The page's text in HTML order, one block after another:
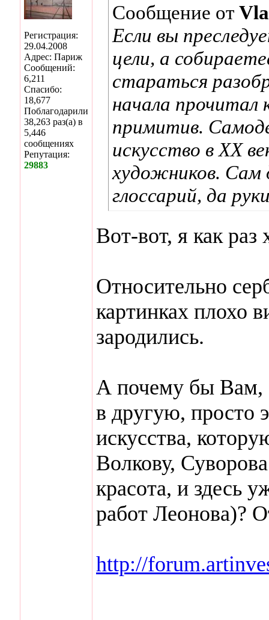
Регистрация:
29.04.2008
Адрес: Париж
Сообщений:
6,211
Спасибо:
18,677
Поблагодарили
38,263 раз(а) в
5,446
сообщениях
Репутация:
29883
Сообщение от
Если вы
цели, а
стараться
начала
примитив.
искусство в ХХ
художников. Сам
глоссарий, да
Вот-вот, я как
Относительно
картинках плохо
зародились.
А почему бы Вам,
в другую, просто
искусства,
Волкову,
красота, и здесь
работ Леонова)?
http://